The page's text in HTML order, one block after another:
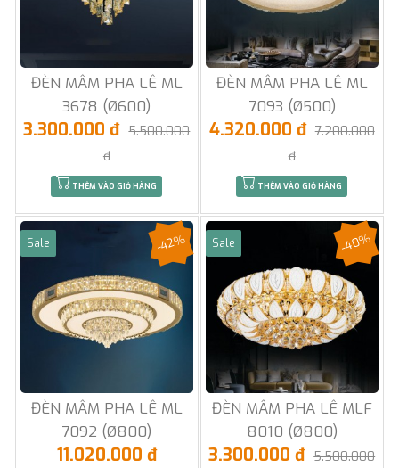
ĐÈN MÂM PHA LÊ ML
3678 (Ø600)
3.300.000 đ 5.500.000
đ
THÊM VÀO GIỎ HÀNG
ĐÈN MÂM PHA LÊ ML
7093 (Ø500)
4.320.000 đ 7.200.000
đ
THÊM VÀO GIỎ HÀNG
Sale
ĐÈN MÂM PHA LÊ ML
7092 (Ø800)
-42%
11.020.000 đ
Sale
ĐÈN MÂM PHA LÊ MLF
8010 (Ø800)
-40%
3.300.000 đ 5.500.000